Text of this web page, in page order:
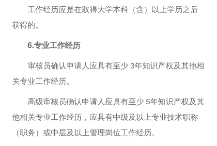
工作经历应是在取得大学本科（含）以上学历之后
获得的。
6.专业工作经历
审核员确认申请人应具有至少 3年知识产权及其他相
关专业工作经历。
高级审核员确认申请人应具有至少 5年知识产权及其
他相关专业工作经历，应具有中级及以上专业技术职称
（职务）或中层及以上管理岗位工作经历。